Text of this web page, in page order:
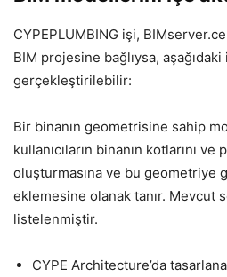
CYPEPLUMBING işi,
BIM projesine bağlıysa,
gerçekleştirilebilir:
Bir binanın geometrisine sahip
kullanıcıların binanın kotlarını
oluşturmasına ve bu geometriye
eklemesine olanak tanır. Mevcut
listelenmiştir.
CYPE Architecture’da